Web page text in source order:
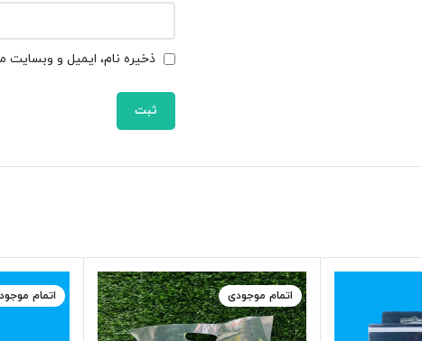
ذخیره نام، ایمیل و وبسایت
اتمام موجودی اتمام